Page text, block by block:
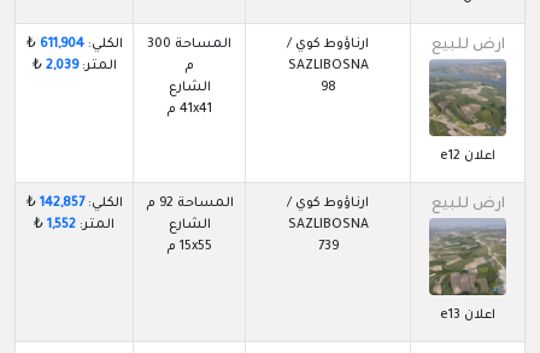
ارض للبيع
اعلان e12
ارناؤوط كوي /
SAZLIBOSNA
98
المساحة 300
م
الشارع
41x41 م
الكلي:611,904
₺
المتر:2,039
₺
ارض للبيع
اعلان e13
ارناؤوط كوي /
SAZLIBOSNA
739
المساحة 92 م
الشارع
15x55 م
الكلي:142,857
₺
المتر: 1,552
₺